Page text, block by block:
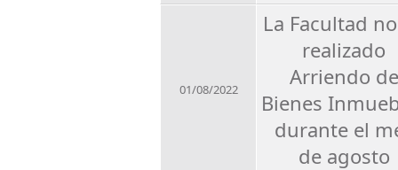
01/08/2022
La Facultad
realizado
Arriendo de
Bienes
durante el
de agosto